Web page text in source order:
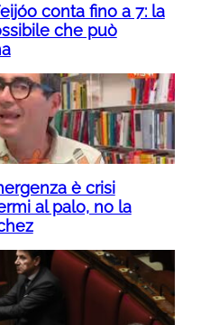
conta fino a 7: la
che può
è crisi
al palo, no la